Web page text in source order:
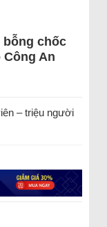
bỗng chốc
An
– triệu người